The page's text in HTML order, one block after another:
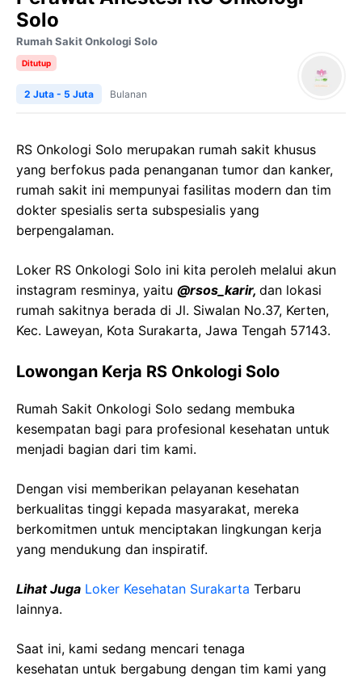
Solo
Rumah Sakit Onkologi Solo
Ditutup
2 Juta - 5 Juta Bulanan
RS Onkologi Solo merupakan rumah sakit khusus
yang berfokus pada penanganan tumor dan kanker,
rumah sakit ini mempunyai fasilitas modern dan tim
dokter spesialis serta subspesialis yang
berpengalaman.
Loker RS Onkologi Solo ini kita peroleh melalui akun
instagram resminya, yaitu @rsos_karir, dan lokasi
rumah sakitnya berada di Jl. Siwalan No.37, Kerten,
Kec. Laweyan, Kota Surakarta, Jawa Tengah 57143.
Lowongan Kerja RS Onkologi Solo
Rumah Sakit Onkologi Solo sedang membuka
kesempatan bagi para profesional kesehatan untuk
menjadi bagian dari tim kami.
Dengan visi memberikan pelayanan kesehatan
berkualitas tinggi kepada masyarakat, mereka
berkomitmen untuk menciptakan lingkungan kerja
yang mendukung dan inspiratif.
Lihat Juga Loker Kesehatan Surakarta Terbaru
lainnya.
Saat ini, kami sedang mencari tenaga
kesehatan untuk bergabung dengan tim kami yang